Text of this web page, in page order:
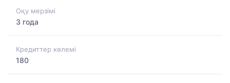
Оқу мерзімі
3 года
Кредиттер көлемі
180